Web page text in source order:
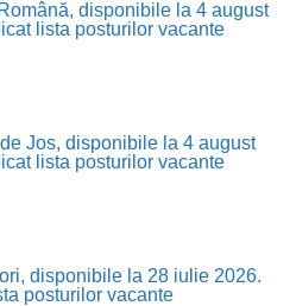
disponibile la 4 august
lista posturilor vacante
Jos, disponibile la 4 august
lista posturilor vacante
disponibile la 28 iulie 2026.
posturilor vacante